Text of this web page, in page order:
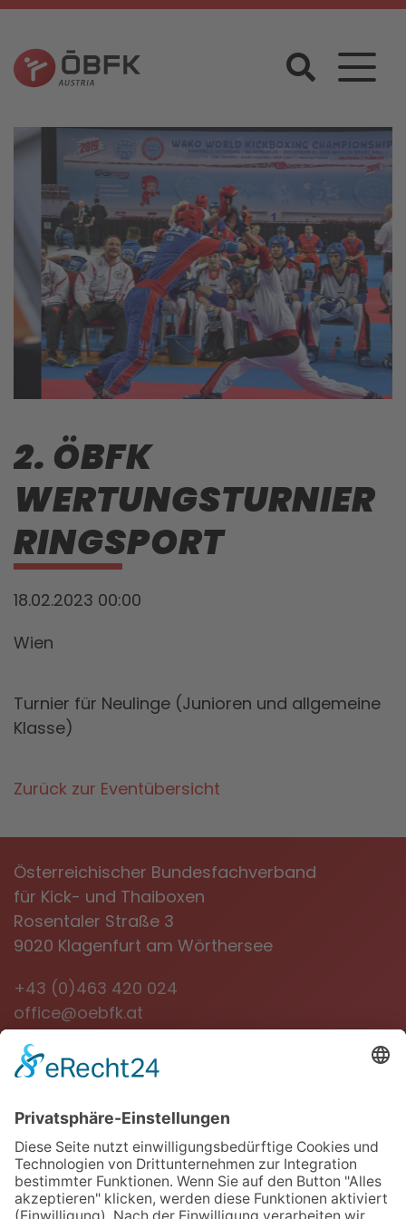
2. ÖBFK
WERTUNGSTURNIER
RINGSPORT
18.02.2023 00:00
Wien
Turnier für Neulinge (Junioren und allgemeine
Klasse)
Zurück zur Eventübersicht
Österreichischer Bundesfachverband
für Kick- und Thaiboxen
Rosentaler Straße 3
9020 Klagenfurt am Wörthersee
+43 (0)463 420 024
office@oebfk.at
NEWSLETTER